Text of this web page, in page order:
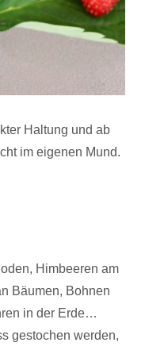
Haltung und ab
im eigenen Mund.
Himbeeren am
Bäumen, Bohnen
in der Erde…
gestochen werden,